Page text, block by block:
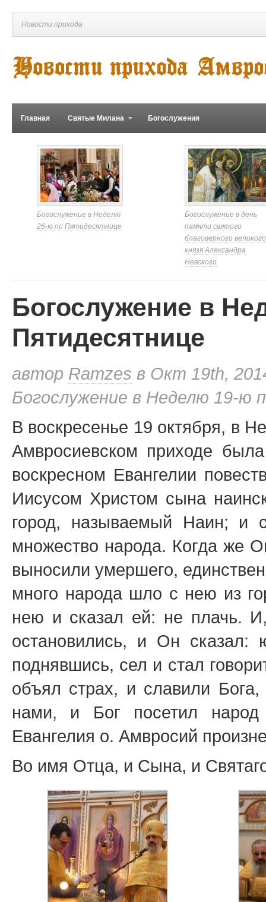
Новости прихода
Главная Святые Милана Богослужения
Богослужение в Неделю
26-ю по Пятидесятнице
Богослужение в день
памяти святого
благоверного великого
князя Александра
Невского
Богослужение в
Пятидесятнице
автор Ramzes в Окт 19th,
Богослужение в Неделю 19-ю
В воскресенье 19 октября, в
Амвросиевском приходе
воскресном Евангелии
Иисусом Христом сына
город, называемый Наин; и
множество народа. Когда же
выносили умершего,
много народа шло с нею из
нею и сказал ей: не плачь.
остановились, и Он сказал:
поднявшись, сел и стал
объял страх, и славили
нами, и Бог посетил
Евангелия о. Амвросий
Во имя Отца, и Сына, и